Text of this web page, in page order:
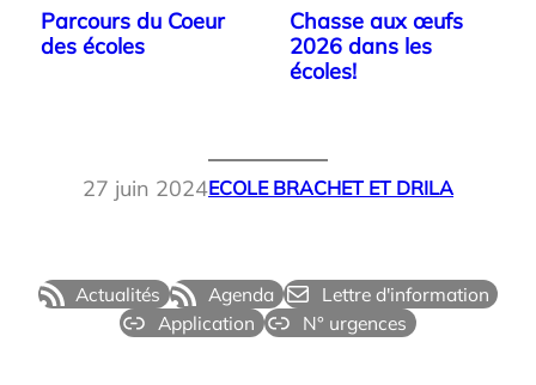
Parcours du Coeur
des écoles
Chasse aux œufs
2026 dans les
écoles!
27 juin 2024ECOLE BRACHET ET DRILA
Actualités Agenda
Lettre d'information
Application
N° urgences